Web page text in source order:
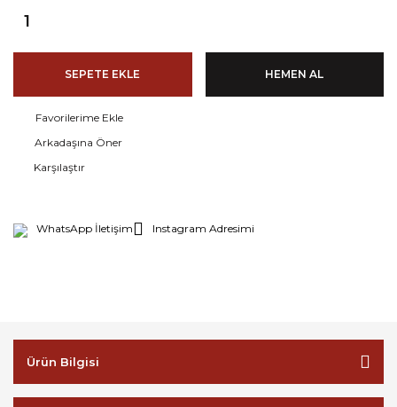
SEPETE EKLE HEMEN AL
Arkadaşına Öner
Karşılaştır
WhatsApp İletişim Instagram Adresimi
Ürün Bilgisi